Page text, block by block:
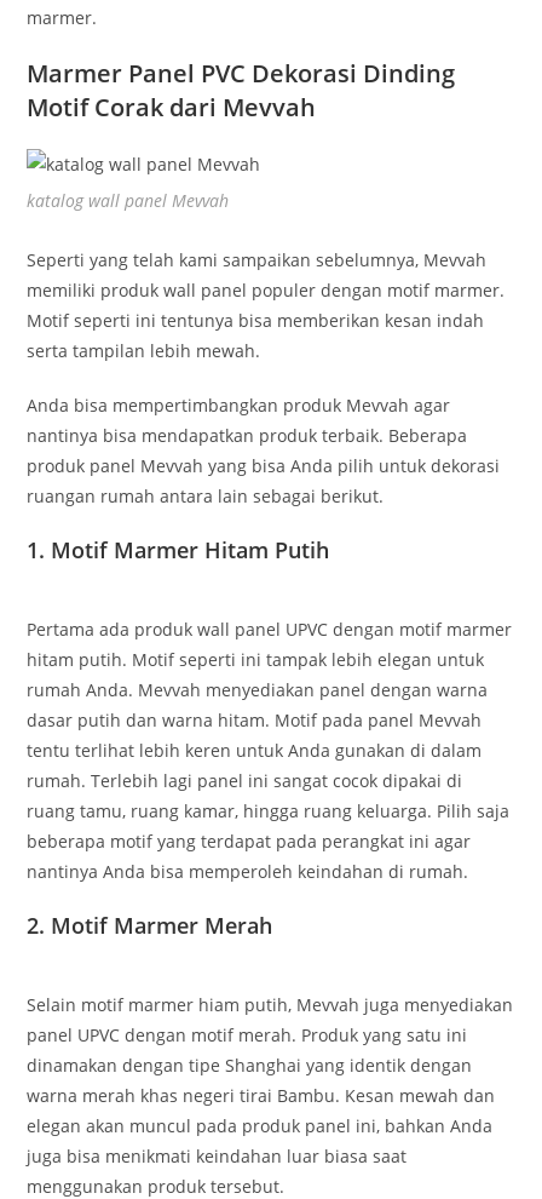
marmer.
Marmer Panel PVC Dekorasi Dinding
Motif Corak dari Mevvah
katalog wall panel Mevvah
Seperti yang telah kami sampaikan sebelumnya, Mevvah
memiliki produk wall panel populer dengan motif marmer.
Motif seperti ini tentunya bisa memberikan kesan indah
serta tampilan lebih mewah.
Anda bisa mempertimbangkan produk Mevvah agar
nantinya bisa mendapatkan produk terbaik. Beberapa
produk panel Mevvah yang bisa Anda pilih untuk dekorasi
ruangan rumah antara lain sebagai berikut.
1. Motif Marmer Hitam Putih
Pertama ada produk wall panel UPVC dengan motif marmer
hitam putih. Motif seperti ini tampak lebih elegan untuk
rumah Anda. Mevvah menyediakan panel dengan warna
dasar putih dan warna hitam. Motif pada panel Mevvah
tentu terlihat lebih keren untuk Anda gunakan di dalam
rumah. Terlebih lagi panel ini sangat cocok dipakai di
ruang tamu, ruang kamar, hingga ruang keluarga. Pilih saja
beberapa motif yang terdapat pada perangkat ini agar
nantinya Anda bisa memperoleh keindahan di rumah.
2. Motif Marmer Merah
Selain motif marmer hiam putih, Mevvah juga menyediakan
panel UPVC dengan motif merah. Produk yang satu ini
dinamakan dengan tipe Shanghai yang identik dengan
warna merah khas negeri tirai Bambu. Kesan mewah dan
elegan akan muncul pada produk panel ini, bahkan Anda
juga bisa menikmati keindahan luar biasa saat
menggunakan produk tersebut.